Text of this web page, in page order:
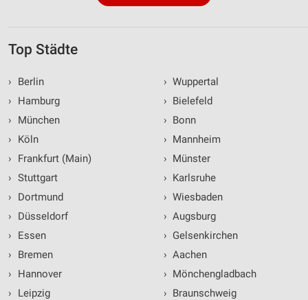
Top Städte
›
Berlin
›
Hamburg
›
München
›
Köln
›
Frankfurt (Main)
› Stuttgart
›
Dortmund
›
Düsseldorf
›
Essen
›
Bremen
›
Hannover
›
Leipzig
› Wuppertal
› Bielefeld
› Bonn
› Mannheim
› Münster
› Karlsruhe
› Wiesbaden
› Augsburg
› Gelsenkirchen
› Aachen
› Mönchengladbach
› Braunschweig